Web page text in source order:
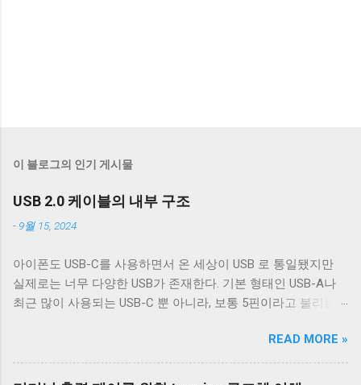
이 블로그의 인기 게시물
USB 2.0 케이블의 내부 구조
- 9월 15, 2024
아이폰도 USB-C를 사용하면서 온 세상이 USB 로 통일됐지만
실제로는 너무 다양한 USB가 존재한다. 기본 형태인 USB-A나
최근 많이 사용되는 USB-C 뿐 아니라, 보통 5핀이라고 불리는
컨넥터는 모양이 다르기 때문에 쉽게 구분할 수 있는데 케이블
은 답이 없다. 겉으로는 똑같아 보이는 케이블이라도 어떤 케이
블은 데이터 통신이 안 되고 어떤 케이블은 데이터 통신이 가능
READ MORE »